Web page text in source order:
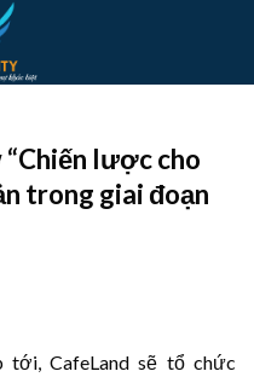
lược cho
trong giai đoạn
tới, CafeLand sẽ tổ chức